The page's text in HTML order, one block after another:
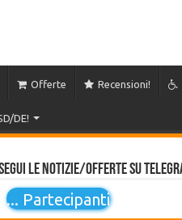
Offerte Recensioni!
DE!
le notizie/offerte su
... Partecipanti